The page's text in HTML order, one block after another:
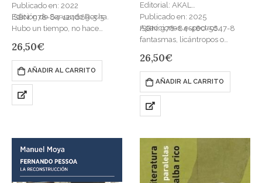
Publicado en: 2022
ISBN: 978-84-124669-3-5
Edición de Servando Rocha.
Hubo un tiempo, no hace
reservado a una tropa formada
por criminales, apaches,…
26,50€
AÑADIR AL CARRITO
Editorial: AKAL
Publicado en: 2025
ISBN: 978-84-460-5647-8
Apariciones, espectros,
fantasmas, licántropos o
espíritus capaces de cambiar
su apariencia, casas
encantadas, bilocaciones,
posesiones y exorcismos,
prodigios, sucesos y…
26,50€
AÑADIR AL CARRITO